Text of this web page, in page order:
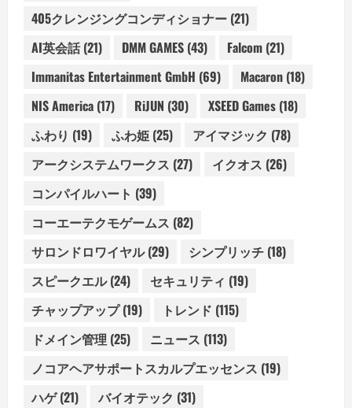
405クレンジングコンディショナー (21)
AI英会話(21) DMM GAMES (43) Falcom (21)
Immanitas Entertainment GmbH (69) Macaron (18)
NIS America (17) RiJUN (30) XSEED Games (18)
ふわり (19) ふわ姫 (25) アイマジック (78)
アークシステムワークス (27) イクオス (26)
コンパイルハート (39)
コーエーテクモゲームス (82)
サロンドロワイヤル(29) シンプリッチ (18)
スピークエル(24) セキュリティ (19)
チャップアップ(19) トレンド (115)
ドメイン管理 (25) ニュース (113)
ノコアヘアサポートスカルプエッセンス (19)
ハゲ(21) バイオテック (31)